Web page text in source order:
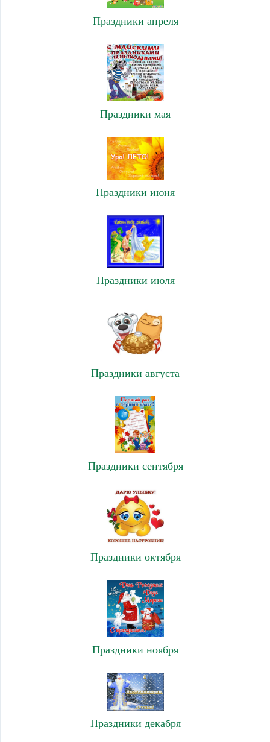
Праздники апреля
Праздники мая
Праздники июня
Праздники июля
Праздники августа
Праздники сентября
Праздники октября
Праздники ноября
Праздники декабря